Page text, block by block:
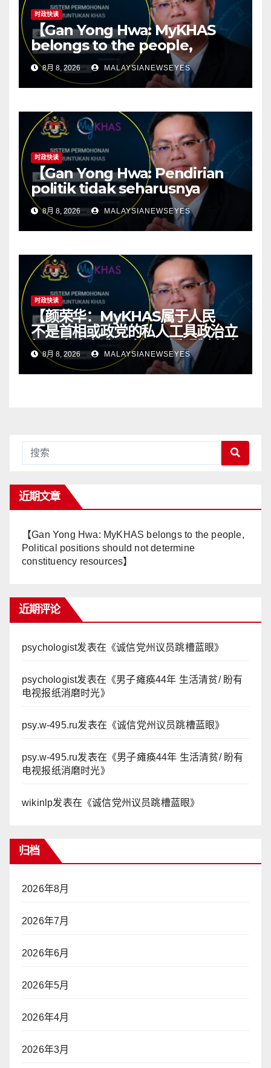
时政快读
【Gan Yong Hwa: MyKHAS
belongs to the people,
Political positions should not
determine constituency
resources】
8月 8, 2026 MALAYSIANEWSEYES
时政快读
【Gan Yong Hwa: Pendirian
politik tidak seharusnya
menentukan sumber
kawasan; ketelusan asas
kepada politik yang sihat】
8月 8, 2026 MALAYSIANEWSEYES
时政快读
【颜荣华：MyKHAS属于人民
不是首相或政党的私人工具政治立
场不应决定选区资源 透明制度才
有健康政治】
8月 8, 2026 MALAYSIANEWSEYES
近期文章
【Gan Yong Hwa: MyKHAS belongs to the people,
Political positions should not determine
constituency resources】
近期评论
psychologist发表在《诚信党州议员跳槽蓝眼》
psychologist发表在《男子瘫痪44年 生活清贫/ 盼有
电视报纸消磨时光》
psy.w-495.ru发表在《诚信党州议员跳槽蓝眼》
psy.w-495.ru发表在《男子瘫痪44年 生活清贫/ 盼有
电视报纸消磨时光》
wikinlp发表在《诚信党州议员跳槽蓝眼》
归档
2026年8月
2026年7月
2026年6月
2026年5月
2026年4月
2026年3月